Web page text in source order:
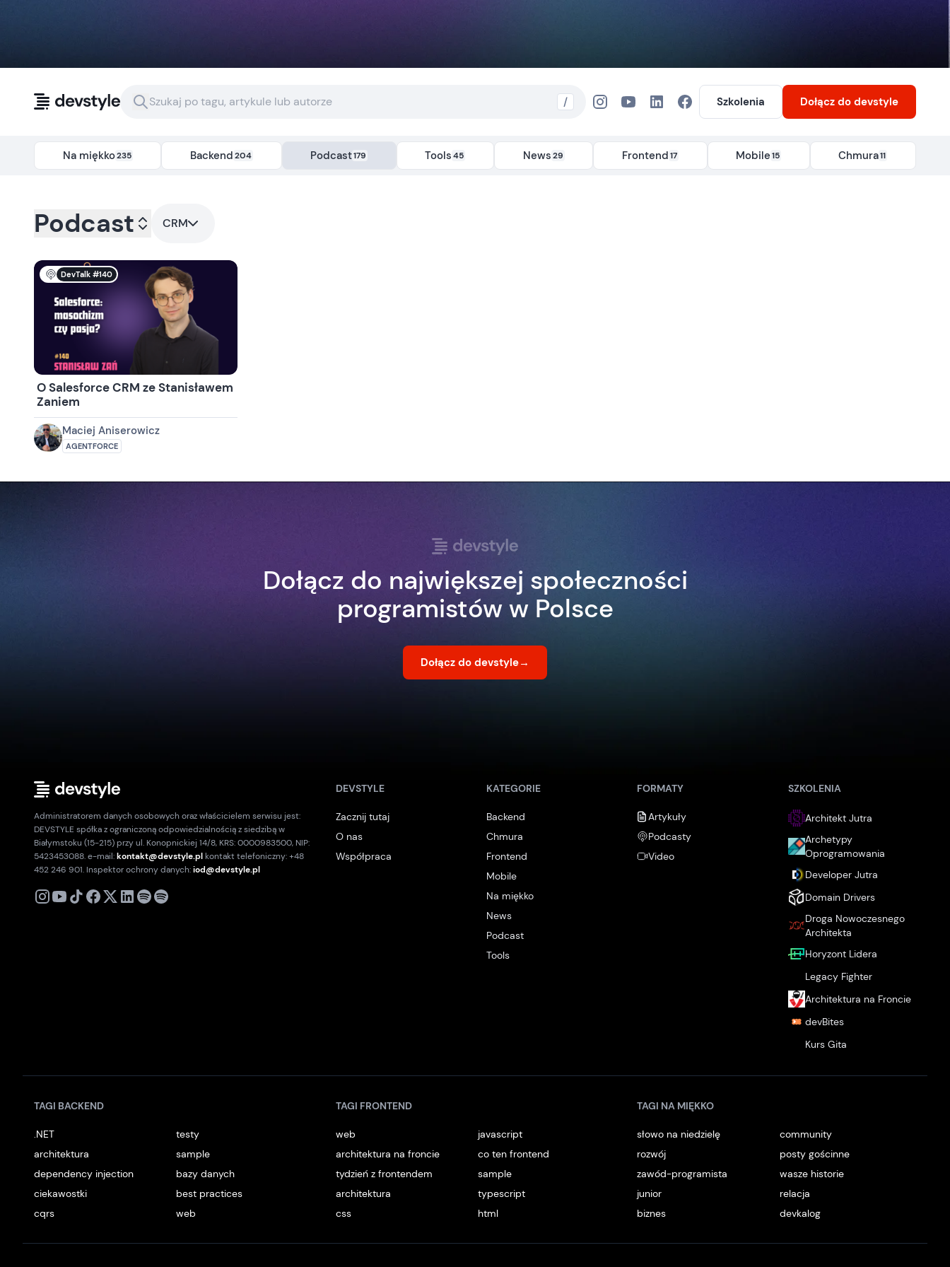
/ Szkolenia Dołącz do devstyle
Na miękko235 Backend204 Podcast179 Tools 45 News29 Frontend17 Mobile15 Chmura11
Kategoria:
Podcast CRM
DevTalk #140
O Salesforce CRM ze Stanisławem
Zaniem
Maciej Aniserowicz
AGENTFORCE
Dołącz do największej społeczności
programistów w Polsce
Dołącz do devstyle→
Administratorem danych osobowych oraz właścicielem serwisu jest:
DEVSTYLE spółka z ograniczoną odpowiedzialnością z siedzibą w
Białymstoku (15-215) przy ul. Konopnickiej 14/8, KRS: 0000983500, NIP:
5423453088. e-mail:kontakt@devstyle.plkontakt telefoniczny: +48
452 246 901. Inspektor ochrony danych:iod@devstyle.pl
X
DEVSTYLE
Zacznij tutaj
O nas
Współpraca
KATEGORIE
Backend
Chmura
Frontend
Mobile
Na miękko
News
Podcast
Tools
FORMATY
Artykuły
Podcasty
Video
SZKOLENIA
Architekt Jutra
Archetypy
Oprogramowania
Developer Jutra
Domain Drivers
Droga Nowoczesnego
Architekta
Horyzont Lidera
Legacy Fighter
Architektura na Froncie
devBites
Kurs Gita
TAGI BACKEND
.NET
testy
architektura
sample
dependency injection
bazy danych
ciekawostki
best practices
cqrs
web
TAGI FRONTEND
web
javascript
architektura na froncie
co ten frontend
tydzień z frontendem
sample
architektura
typescript
css
html
TAGI NA MIĘKKO
słowo na niedzielę
community
rozwój
posty gościnne
zawód-programista
wasze historie
junior
relacja
biznes
devkalog